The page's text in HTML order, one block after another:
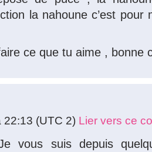
la nahoune c’est pour
ce que tu aime , bonne
22:13 (UTC 2) Lier vers ce
vous suis depuis